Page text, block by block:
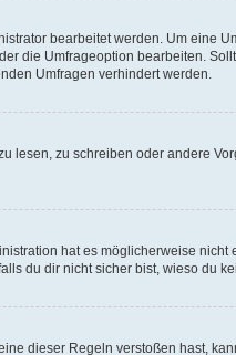
bearbeitet werden. Um eine
die Umfrageoption bearbeiten.
Umfragen verhindert werden.
zu schreiben oder andere
hat es möglicherweise
du dir nicht sicher bist, wieso du
dieser Regeln verstoßen hast,